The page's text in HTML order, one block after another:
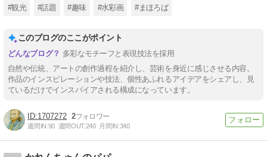
#観光 #話題 #趣味 #水彩画 #まほろば
このブログのここがポイント
多彩なモチーフと表現技法を採用
自然や伝統、アートの創作過程を紹介し、芸術を身近に感じさせる内容。
作品のインスピレーションや技法、個性あふれるアイデアをシェアし、見
ているだけでインスパイアされる構成になっています。
1707272 2
週間IN:90 週間OUT:240 月間IN:340